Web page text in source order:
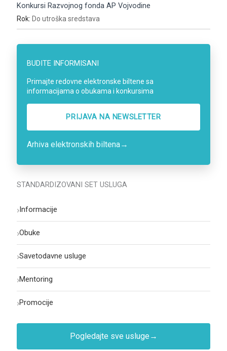
Konkursi Razvojnog fonda AP Vojvodine
Rok: Do utroška sredstava
BUDITE INFORMISANI
Primajte redovne elektronske biltene sa
informacijama o obukama i konkursima
PRIJAVA NA NEWSLETTER
Arhiva elektronskih biltena→
STANDARDIZOVANI SET USLUGA
›Informacije
›Obuke
›Savetodavne usluge
›Mentoring
›Promocije
Pogledajte sve usluge →